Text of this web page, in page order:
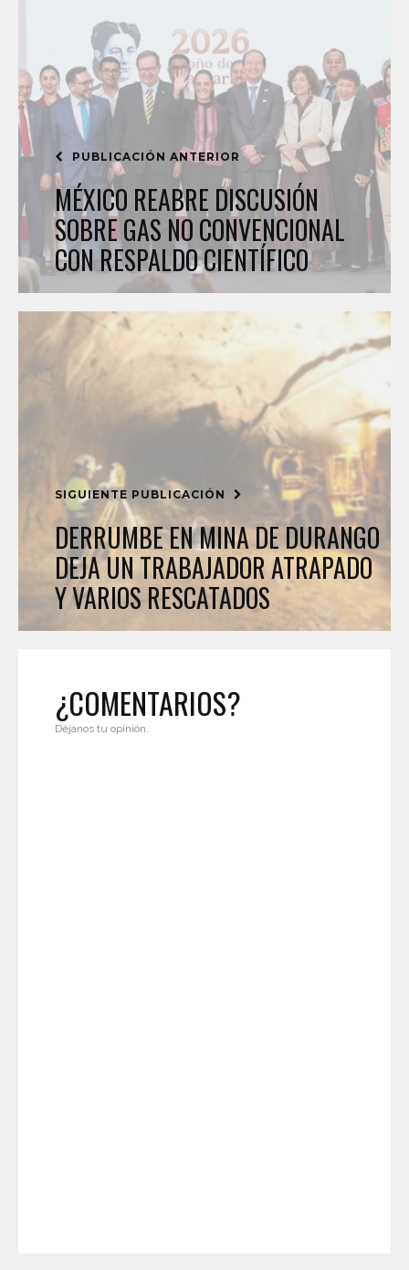
PUBLICACIÓN ANTERIOR
MÉXICO REABRE DISCUSIÓN
SOBRE GAS NO CONVENCIONAL
CON RESPALDO CIENTÍFICO
SIGUIENTE PUBLICACIÓN
DERRUMBE EN MINA DE DURANGO
DEJA UN TRABAJADOR ATRAPADO
Y VARIOS RESCATADOS
¿COMENTARIOS?
Déjanos tu opinión.